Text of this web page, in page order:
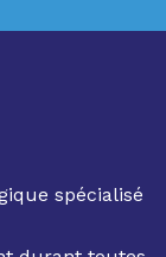
spécialisé